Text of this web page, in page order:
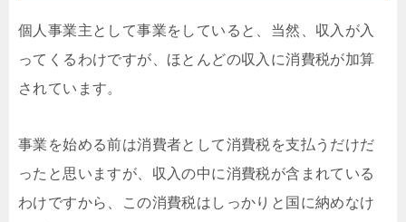
個人事業主として事業をしていると、当然、収入が入
ってくるわけですが、ほとんどの収入に消費税が加算
されています。
事業を始める前は消費者として消費税を支払うだけだ
ったと思いますが、収入の中に消費税が含まれている
わけですから、この消費税はしっかりと国に納めなけ